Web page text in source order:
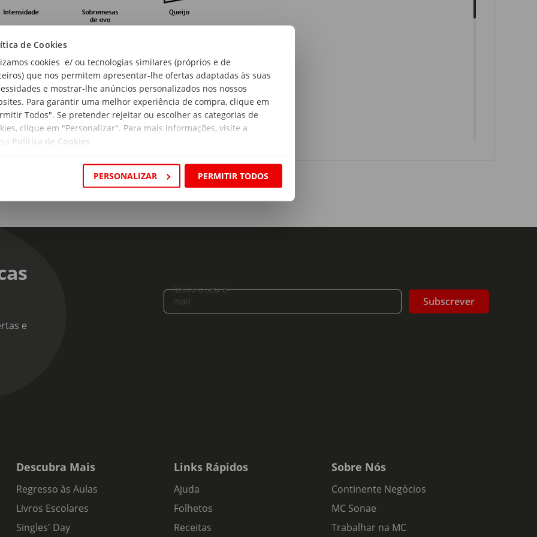
de Cookies
cookies e/ ou tecnologias similares (próprios e de
que nos permitem apresentar-lhe ofertas adaptadas às suas
e mostrar-lhe anúncios personalizados nos nossos
Para garantir uma melhor experiência de compra, clique em
Todos". Se pretender rejeitar ou escolher as categorias de
clique em "Personalizar". Para mais informações, visite a
Política de Cookies
PERSONALIZAR PERMITIR TODOS
sulfitos.
de produto:
e
Insira o seu e-
mail
Subscrever
Descubra Mais
Regresso às Aulas
Livros Escolares
Singles' Day
Links Rápidos
Ajuda
Folhetos
Receitas
Sobre Nós
Continente Negócios
MC Sonae
Trabalhar na MC